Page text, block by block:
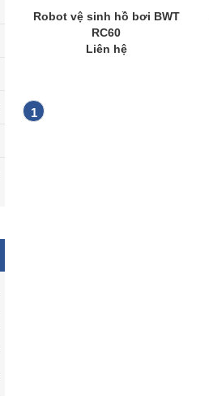
Robot vệ sinh hồ bơi BWT
RC60
Liên hệ
1